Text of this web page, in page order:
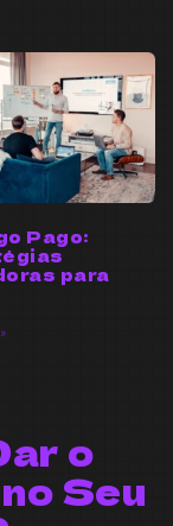
Pago:
para
o
Seu